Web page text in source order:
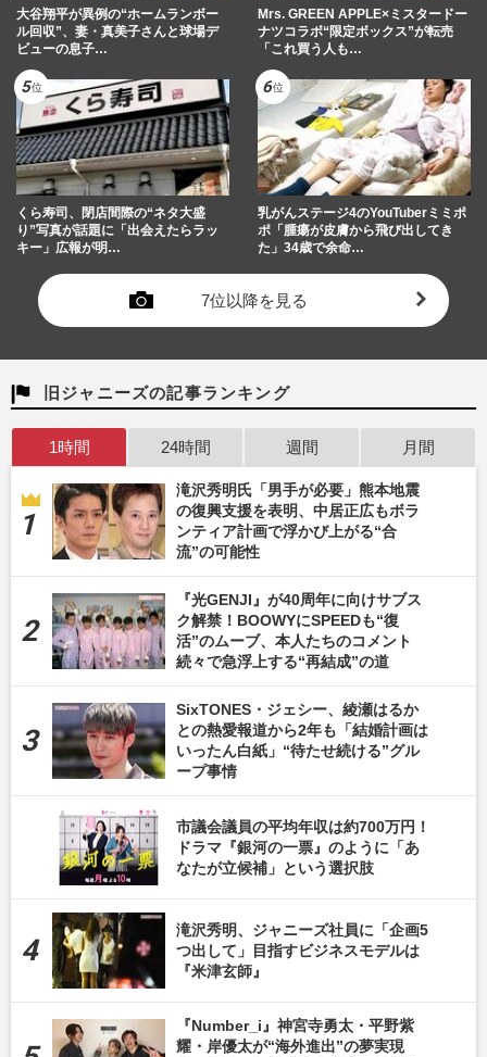
大谷翔平が異例の“ホームランボー
ル回収”、妻・真美子さんと球場デ
ビューの息子…
Mrs. GREEN APPLE×ミスタードー
ナツコラボ“限定ボックス”が転売
「これ買う人も…
くら寿司、閉店間際の“ネタ大盛
り”写真が話題に「出会えたらラッ
キー」広報が明…
乳がんステージ4のYouTuberミミポ
ポ「腫瘍が皮膚から飛び出してき
た」34歳で余命…
7位以降を見る
旧ジャニーズの記事ランキング
1時間 24時間 週間 月間
滝沢秀明氏「男手が必要」熊本地震
の復興支援を表明、中居正広もボラ
ンティア計画で浮かび上がる“合
流”の可能性
『光GENJI』が40周年に向けサブス
ク解禁！BOOWYにSPEEDも“復
活”のムーブ、本人たちのコメント
続々で急浮上する“再結成”の道
SixTONES・ジェシー、綾瀬はるか
との熱愛報道から2年も「結婚計画は
いったん白紙」“待たせ続ける”グル
ープ事情
市議会議員の平均年収は約700万円！
ドラマ『銀河の一票』のように「あ
なたが立候補」という選択肢
滝沢秀明、ジャニーズ社員に「企画5
つ出して」目指すビジネスモデルは
『米津玄師』
『Number_i』神宮寺勇太・平野紫
耀・岸優太が“海外進出”の夢実現